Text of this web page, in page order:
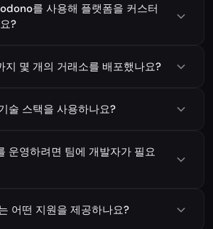
를 사용해 플랫폼을 커스터
?
몇 개의 거래소를 배포했나요?
술 스택을 사용하나요?
운영하려면 팀에 개발자가 필요
어떤 지원을 제공하나요?